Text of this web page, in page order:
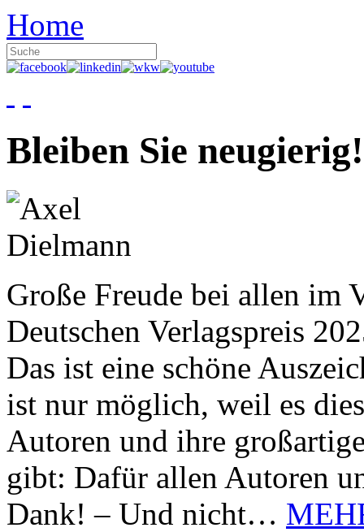
Home
Bleiben Sie neugierig!
Große Freude bei allen im
Deutschen Verlagspreis
Das ist eine schöne
ist nur möglich, weil es
Autoren und ihre
gibt: Dafür allen Autoren
Dank! – Und nicht…